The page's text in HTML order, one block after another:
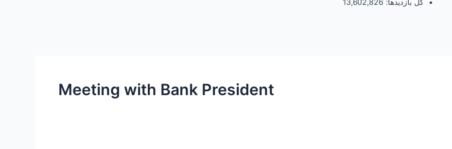
کل بازدیدها: 13,602,826
Meeting with Bank President